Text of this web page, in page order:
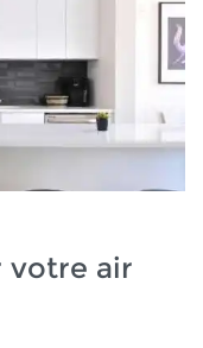
votre air